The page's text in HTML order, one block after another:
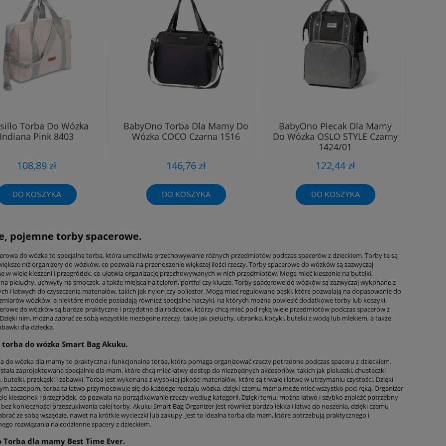
Torba Do Wózka
Indiana Pink 8403
108,89 zł
DO KOSZYKA
BabyOno Torba Dla Mamy Do
Wózka COCO Czarna 1516
146,76 zł
DO KOSZYKA
BabyOno Plecak Dla Mamy
Do Wózka OSLO STYLE Czarny
1424/01
122,44 zł
DO KOSZYKA
pojemne torby spacerowe.
do wózka to specjalna torba, która umożliwia przechowywanie różnych przedmiotów podczas spacerów z dzieckiem. Torby te są
niż organizery do wózków, co pozwala na przenoszenie większej ilości rzeczy. Torby spacerowe do wózków są zazwyczaj
w wiele kieszeni i przegródek, co ułatwia organizację przechowywanych w nich przedmiotów. Mogą mieć kieszenie na butelki,
pieluchy, uchwyty na smoczek, a także miejsca na telefon, portfel czy klucze. Torby spacerowe do wózków są zazwyczaj wykonane z
i łatwych do czyszczenia materiałów, takich jak nylon czy poliester. Mogą mieć regulowane paski, które pozwalają na dopasowanie do
wózków, a niektóre modele posiadają również specjalne haczyki, na których można powiesić dodatkowe torby lub koszyki.
do wózków są bardzo praktyczne i przydatne dla rodziców, którzy chcą mieć pod ręką wiele przedmiotów podczas spacerów z
nim, można zabrać ze sobą wszystkie niezbędne rzeczy, takie jak pieluchy, ubranka, kocyki, butelki z wodą lub mlekiem, a także
dla dziecka.
do wózka Smart Bag Akuku.
do wózka dla mamy to praktyczna i funkcjonalna torba, która pomaga organizować rzeczy potrzebne podczas spaceru z dzieckiem.
zaprojektowana specjalnie dla mam, które chcą mieć łatwy dostęp do niezbędnych akcesoriów, takich jak pieluszki, chusteczki
butelki, przekąski i zabawki. Torba jest wykonana z wysokiej jakości materiałów, które są trwałe i łatwe w utrzymaniu czystości. Dzięki
zaczepom, torba ta łatwo przymocowuje się do każdego rodzaju wózka, dzięki czemu mama może mieć wszystko pod ręką. Organizer
kieszonek i przegródek, co pozwala na porządkowanie rzeczy według kategorii. Dzięki temu, można łatwo i szybko znaleźć potrzebny
konieczności przeszukiwania całej torby. Akuku Smart Bag Organizer jest również bardzo lekka i łatwa do noszenia, dzięki czemu
ze sobą wszędzie, nawet na krótkie wycieczki lub zakupy. Jest to idealna torba dla mam, które potrzebują praktycznego i
rozwiązania na codzienne spacery z dzieckiem.
Torba dla mamy Best Time Ever.